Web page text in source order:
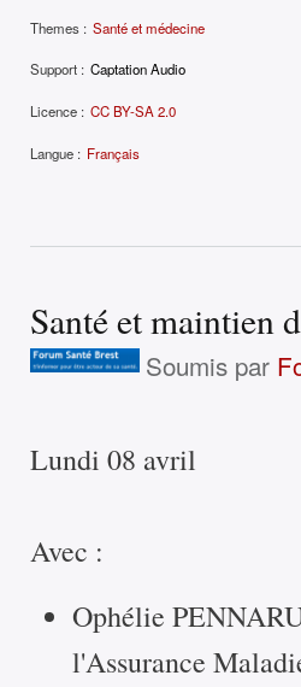
Themes : Santé et médecine
Support : Captation Audio
Licence : CC BY-SA 2.0
Langue : Français
Santé et maintien
Soumis par
Lundi 08 avril
Avec :
Ophélie
l'Assurance